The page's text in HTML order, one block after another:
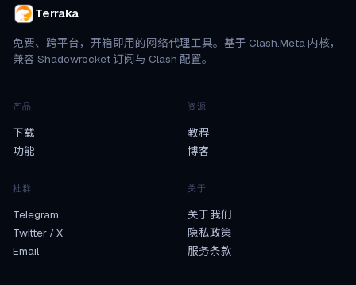
Terraka
免费、跨平台，开箱即用的网络代理工具。基于 Clash.Meta 内核，
兼容 Shadowrocket 订阅与 Clash 配置。
产品
下载
功能
资源
教程
博客
社群
Telegram
Twitter / X
Email
关于
关于我们
隐私政策
服务条款